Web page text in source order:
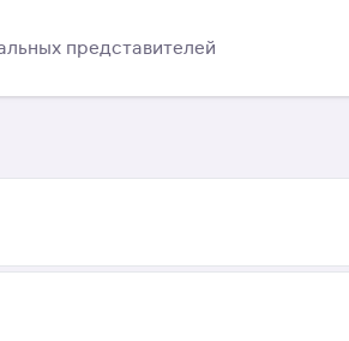
представителей